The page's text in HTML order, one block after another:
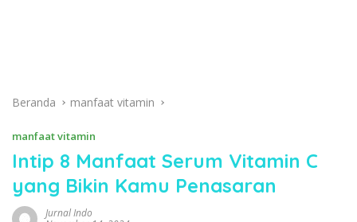
Beranda manfaat vitamin
manfaat vitamin
Intip 8 Manfaat Serum Vitamin C
yang Bikin Kamu Penasaran
Jurnal Indo